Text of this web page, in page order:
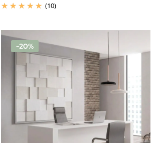
(10)
-20%